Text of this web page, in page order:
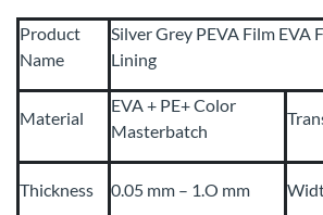
Product
Name
Silver Grey PEVA Film EVA
Lining
Material
EVA + PE+ Color
Masterbatch
Thickness 0.05 mm – 1.O mm